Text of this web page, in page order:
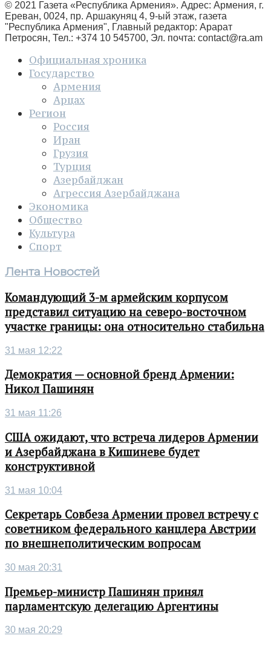
© 2021 Газета «Республика Армения». Адрес: Армения, г.
Ереван, 0024, пр. Аршакуняц 4, 9-ый этаж, газета
"Республика Армения", Главный редактор: Арарат
Петросян, Тел.: +374 10 545700, Эл. почта: contact@ra.am
Официальная хроника
Государство
Армения
Арцах
Регион
Россия
Иран
Грузия
Турция
Азербайджан
Агрессия Азербайджана
Экономика
Общество
Культура
Спорт
Лента Новостей
Командующий 3-м армейским корпусом
представил ситуацию на северо-восточном
участке границы: она относительно стабильна
31 мая 12:22
Демократия — основной бренд Армении:
Никол Пашинян
31 мая 11:26
США ожидают, что встреча лидеров Армении
и Азербайджана в Кишиневе будет
конструктивной
31 мая 10:04
Секретарь Совбеза Армении провел встречу с
советником федерального канцлера Австрии
по внешнеполитическим вопросам
30 мая 20:31
Премьер-министр Пашинян принял
парламентскую делегацию Аргентины
30 мая 20:29